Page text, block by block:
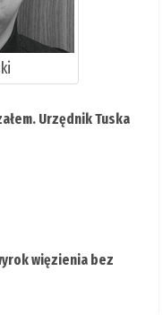
Urzędnik Tuska
więzienia bez